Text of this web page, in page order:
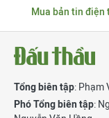
Mua bản tin điện
Tổng biên tập: Phạm
Phó Tổng biên tập: